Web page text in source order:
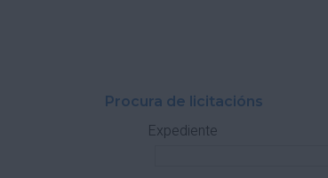
Procura de licitacións
Expediente